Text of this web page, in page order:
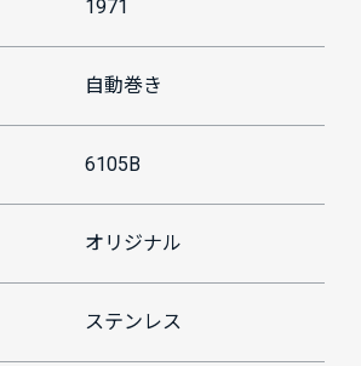
1971
自動巻き
6105B
オリジナル
ステンレス